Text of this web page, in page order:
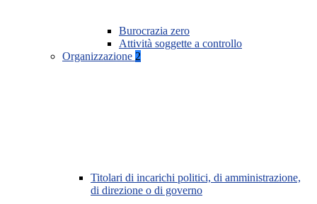
Burocrazia zero
Attività soggette a controllo
Organizzazione 2
Titolari di incarichi politici, di amministrazione,
di direzione o di governo